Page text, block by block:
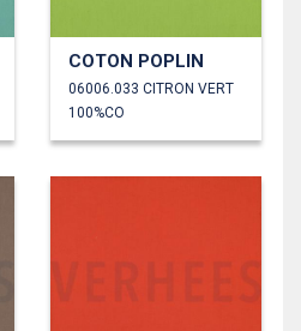
COTON POPLIN
06006.033 CITRON VERT
100%CO